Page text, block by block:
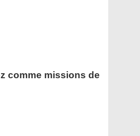
comme missions de